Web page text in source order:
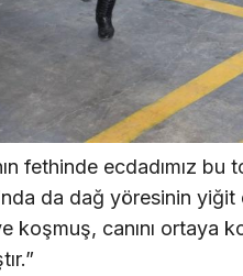
fethinde ecdadımız
da dağ yöresinin yiğit
koşmuş, canını ortaya